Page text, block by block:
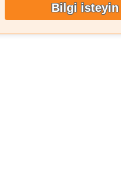
Bilgi isteyin